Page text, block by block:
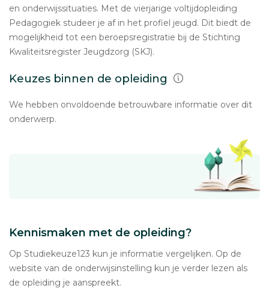
en onderwijssituaties. Met de vierjarige voltijdopleiding
Pedagogiek studeer je af in het profiel jeugd. Dit biedt de
mogelijkheid tot een beroepsregistratie bij de Stichting
Kwaliteitsregister Jeugdzorg (SKJ).
Keuzes binnen de opleiding
We hebben onvoldoende betrouwbare informatie over dit
onderwerp.
Kennismaken met de opleiding?
Op Studiekeuze123 kun je informatie vergelijken. Op de
website van de onderwijsinstelling kun je verder lezen als
de opleiding je aanspreekt.